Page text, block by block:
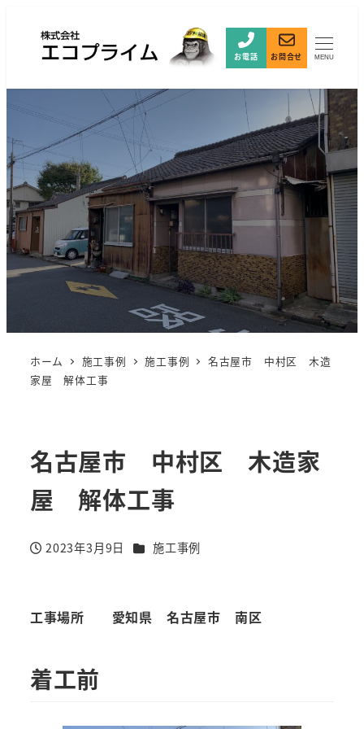
お電話 お問合せ MENU
ホーム 施工事例 施工事例
名古屋市 中村区 木造
家屋 解体工事
名古屋市 中村区 木造家
屋 解体工事
投稿日
2023年3月9日 カテゴリー
施工事例
工事場所 愛知県 名古屋市 南区
着工前